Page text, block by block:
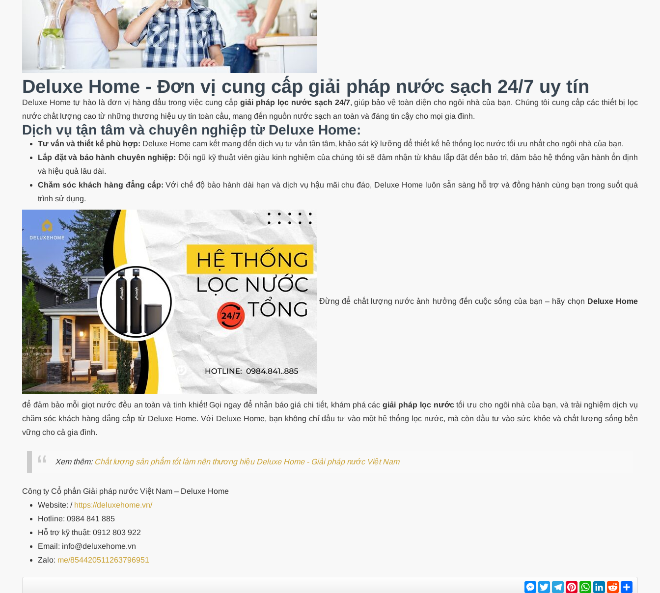
Deluxe Home - Đơn vị cung cấp giải pháp nước sạch 24/7 uy tín
Deluxe Home tự hào là đơn vị hàng đầu trong việc cung cấp giải pháp lọc nước sạch 24/7, giúp bảo vệ toàn diện cho ngôi nhà của bạn. Chúng tôi cung cấp các thiết bị lọc
nước chất lượng cao từ những thương hiệu uy tín toàn cầu, mang đến nguồn nước sạch an toàn và đáng tin cậy cho mọi gia đình.
Dịch vụ tận tâm và chuyên nghiệp từ Deluxe Home:
Tư vấn và thiết kế phù hợp: Deluxe Home cam kết mang đến dịch vụ tư vấn tận tâm, khảo sát kỹ lưỡng để thiết kế hệ thống lọc nước tối ưu nhất cho ngôi nhà của bạn.
Lắp đặt và bảo hành chuyên nghiệp: Đội ngũ kỹ thuật viên giàu kinh nghiệm của chúng tôi sẽ đảm nhận từ khâu lắp đặt đến bảo trì, đảm bảo hệ thống vận hành ổn định
và hiệu quả lâu dài.
Chăm sóc khách hàng đẳng cấp: Với chế độ bảo hành dài hạn và dịch vụ hậu mãi chu đáo, Deluxe Home luôn sẵn sàng hỗ trợ và đồng hành cùng bạn trong suốt quá
trình sử dụng.
Đừng để chất lượng nước ảnh hưởng đến cuộc sống của bạn – hãy chọn Deluxe Home
để đảm bảo mỗi giọt nước đều an toàn và tinh khiết! Gọi ngay để nhận báo giá chi tiết, khám phá cácgiải pháp lọc nướctối ưu cho ngôi nhà của bạn, và trải nghiệm dịch vụ
chăm sóc khách hàng đẳng cấp từ Deluxe Home. Với Deluxe Home, bạn không chỉ đầu tư vào một hệ thống lọc nước, mà còn đầu tư vào sức khỏe và chất lượng sống bền
vững cho cả gia đình.
Xem thêm: Chất lượng sản phẩm tốt làm nên thương hiệu Deluxe Home - Giải pháp nước Việt Nam
Công ty Cổ phần Giải pháp nước Việt Nam – Deluxe Home
Website: /https://deluxehome.vn/
Hotline: 0984 841 885
Hỗ trợ kỹ thuật: 0912 803 922
Email: info@deluxehome.vn
Zalo: me/854420511263796951
Messenger
TwitterTelegram
PinterestWhatsApp
LinkedIn
Reddit